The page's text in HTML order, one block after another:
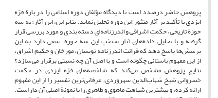
پژوهش حاضر درصدد است تا دیدگاه مؤلفان دوره اسلامی را در بارة فرّه
ایزدی با تأکید بر آثار منثور این دوره تحلیل نماید. بنابراین، این آثار؛ به سه
حوزة تاریخی، حکمتِ اشراقی و اندرزنامه‌ای دسته بندی و مورد بررسی قرار
گرفته و با تحلیل داده‌های آثار منتخبِ این سه حوزه، سعی دارد به این
پرسش‌ها پاسخ دهد که قرائت اندرزنامه‌ نویسان، مورخان و حکیم اشراق،
از این مفهوم باستانی چگونه است و با اصل آن چه نسبتی برقرار می‌سازد؟
نتایج پژوهش مشخص می‌کند که شاخصه‌های فرّه ایزدی در حکمتِ
خسروانی شیخ شهاب‌الدین سهروردی، عرفانی‌ترین تفسیر را از این مفهوم
ارائه کرده، و بیشترین شباهت ماهوی و ظاهری را با نمونة اصلی آن داراست.